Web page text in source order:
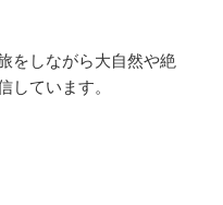
をしながら大自然や絶
しています。